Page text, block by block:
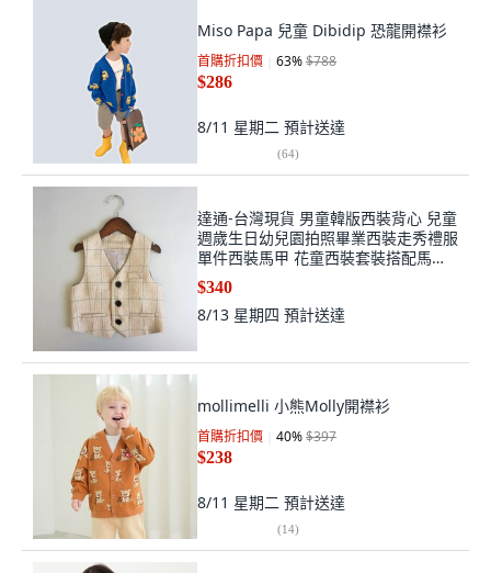
Miso Papa 兒童 Dibidip 恐龍開襟衫
首購折扣價 63%$788
$286
8/11 星期二 預計送達
(64)
達通-台灣現貨 男童韓版西裝背心 兒童
週歲生日幼兒園拍照畢業西裝走秀禮服
單件西裝馬甲 花童西裝套裝搭配馬甲
男寶條紋背心
$340
8/13 星期四 預計送達
mollimelli 小熊Molly開襟衫
首購折扣價 40%$397
$238
8/11 星期二 預計送達
(14)